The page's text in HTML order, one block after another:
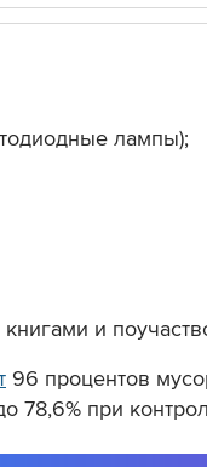
лампы);
и
96 процентов
78,6% при